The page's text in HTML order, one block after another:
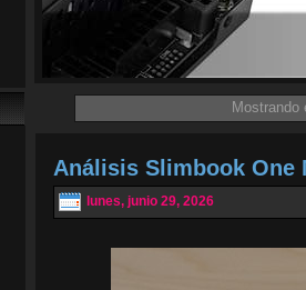
Mostrando
Análisis Slimbook One
lunes, junio 29, 2026